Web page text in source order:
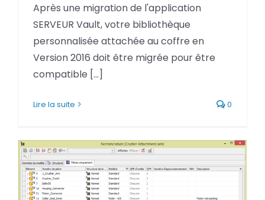
Après une migration de l'application
SERVEUR Vault, votre bibliothèque
personnalisée attachée au coffre en
Version 2016 doit être migrée pour être
compatible [...]
Lire la suite 0